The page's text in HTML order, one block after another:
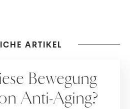
ARTIKEL
Bewegung
Anti-Aging?